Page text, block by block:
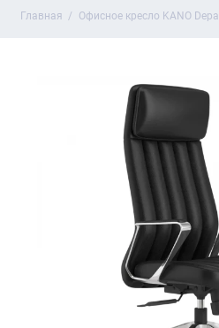
Главная Офисное кресло KANO